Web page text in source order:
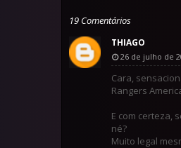
19 Comentários
THIAGO
26 de julho de
Cara,
Rangers
E com certeza,
né?
Muito legal